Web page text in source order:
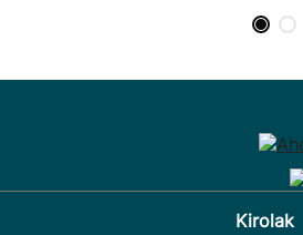
Kirolak